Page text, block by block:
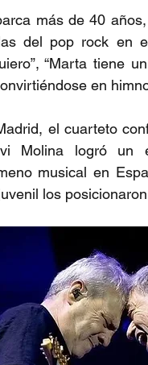
más de 40
del pop rock en
“Marta tiene
en
el cuarteto
Molina logró
musical en
los